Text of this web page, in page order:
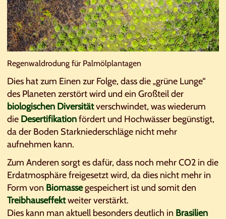
Regenwaldrodung für Palmölplantagen
Dies hat zum Einen zur Folge, dass die „grüne Lunge“
des Planeten zerstört wird und ein Großteil der
biologischen Diversitätverschwindet, was wiederum
die Desertifikationfördert und Hochwässer begünstigt,
da der Boden Starkniederschläge nicht mehr
aufnehmen kann.
Zum Anderen sorgt es dafür, dass noch mehr CO2 in die
Erdatmosphäre freigesetzt wird, da dies nicht mehr in
Form von Biomassegespeichert ist und somit den
Treibhauseffektweiter verstärkt.
Dies kann man aktuell besonders deutlich in Brasilien